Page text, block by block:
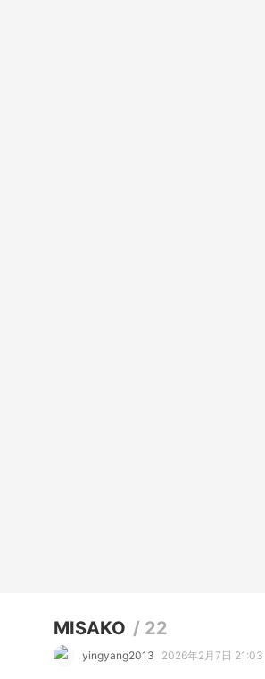
MISAKO / 22
yingyang2013 2026年2月7日 21:03